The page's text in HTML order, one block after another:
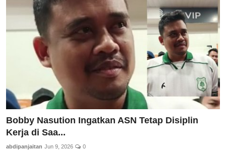
Bobby Nasution Ingatkan ASN Tetap Disiplin
Kerja di Saa...
abdipanjaitan Jun 9, 2026 0